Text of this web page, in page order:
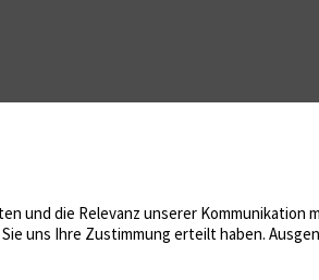
und die Relevanz unserer Kommunikation
uns Ihre Zustimmung erteilt haben.